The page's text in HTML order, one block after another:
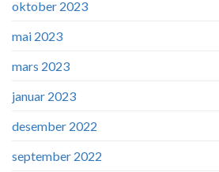
oktober 2023
mai 2023
mars 2023
januar 2023
desember 2022
september 2022